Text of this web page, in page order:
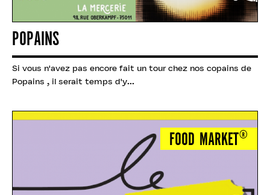
POPAINS
Si vous n'avez pas encore fait un tour chez nos copains de
Popains , il serait temps d'y...
FOOD MARKET®